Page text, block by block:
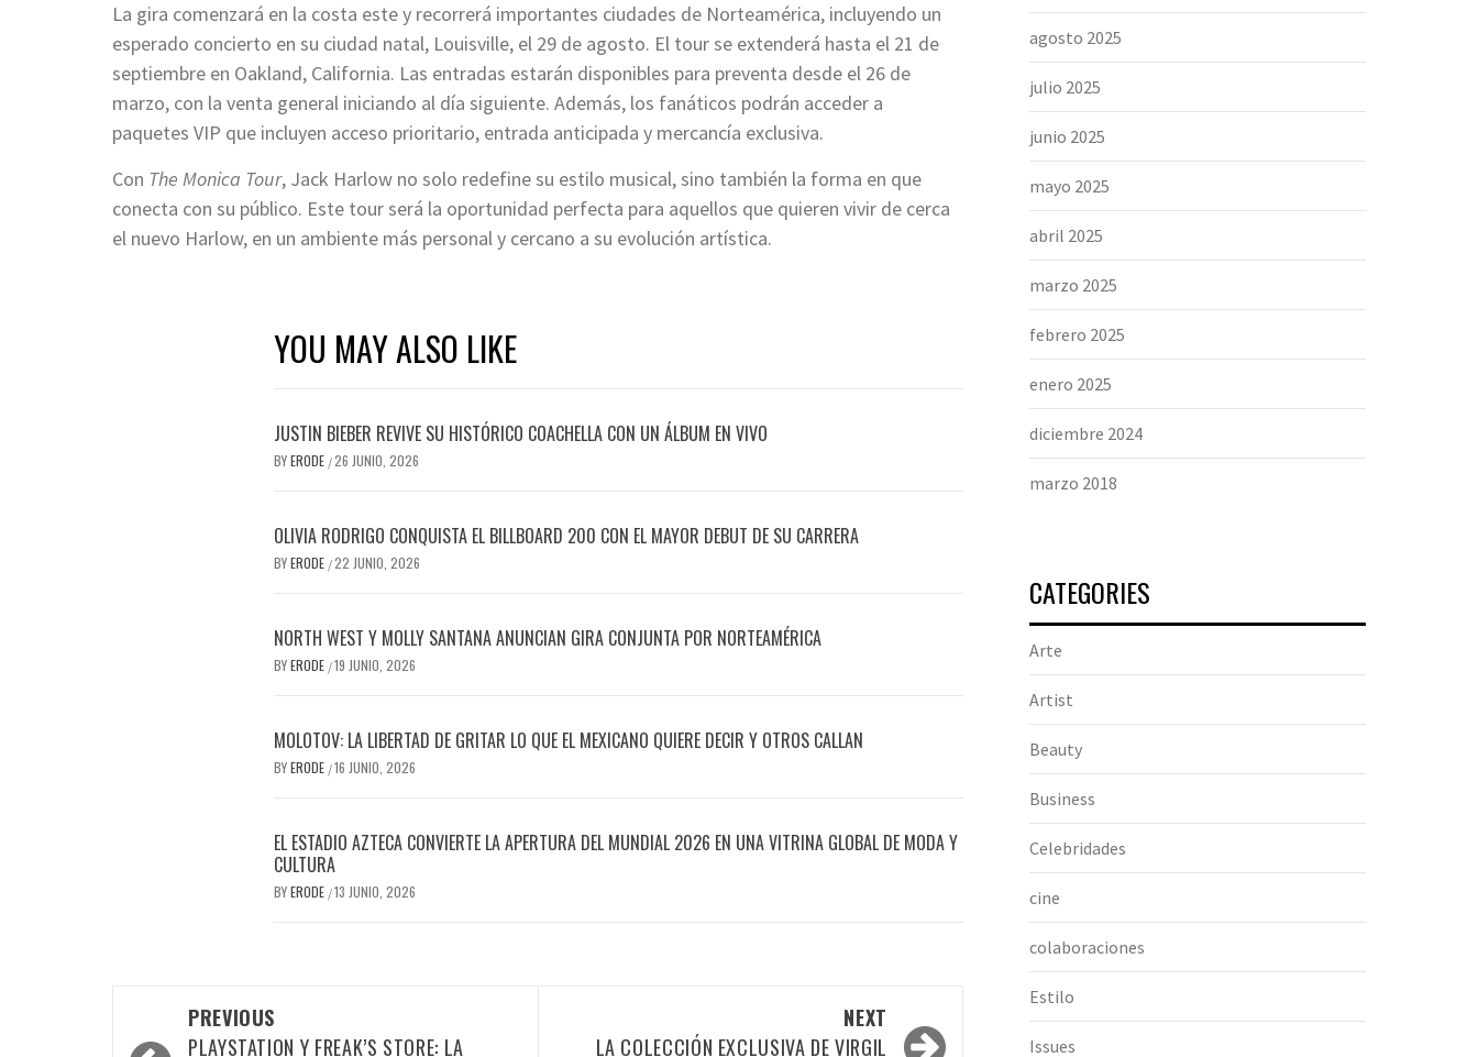
La gira comenzará en la costa este y recorrerá importantes ciudades de Norteamérica, incluyendo un
esperado concierto en su ciudad natal, Louisville, el 29 de agosto. El tour se extenderá hasta el 21 de
septiembre en Oakland, California. Las entradas estarán disponibles para preventa desde el 26 de
marzo, con la venta general iniciando al día siguiente. Además, los fanáticos podrán acceder a
paquetes VIP que incluyen acceso prioritario, entrada anticipada y mercancía exclusiva.
Con The Monica Tour, Jack Harlow no solo redefine su estilo musical, sino también la forma en que
conecta con su público. Este tour será la oportunidad perfecta para aquellos que quieren vivir de cerca
el nuevo Harlow, en un ambiente más personal y cercano a su evolución artística.
YOU MAY ALSO LIKE
JUSTIN BIEBER REVIVE SU HISTÓRICO COACHELLA CON UN ÁLBUM EN VIVO
BYERODE /26 JUNIO, 2026
OLIVIA RODRIGO CONQUISTA EL BILLBOARD 200 CON EL MAYOR DEBUT DE SU CARRERA
BYERODE /22 JUNIO, 2026
NORTH WEST Y MOLLY SANTANA ANUNCIAN GIRA CONJUNTA POR NORTEAMÉRICA
BYERODE /19 JUNIO, 2026
MOLOTOV: LA LIBERTAD DE GRITAR LO QUE EL MEXICANO QUIERE DECIR Y OTROS CALLAN
BYERODE /16 JUNIO, 2026
EL ESTADIO AZTECA CONVIERTE LA APERTURA DEL MUNDIAL 2026 EN UNA VITRINA GLOBAL DE MODA Y
CULTURA
BYERODE /13 JUNIO, 2026
PREVIOUS
PLAYSTATION Y FREAK’S STORE: LA
NEXT
LA COLECCIÓN EXCLUSIVA DE VIRGIL
agosto 2025
julio 2025
junio 2025
mayo 2025
abril 2025
marzo 2025
febrero 2025
enero 2025
diciembre 2024
marzo 2018
CATEGORIES
Arte
Artist
Beauty
Business
Celebridades
cine
colaboraciones
Estilo
Issues